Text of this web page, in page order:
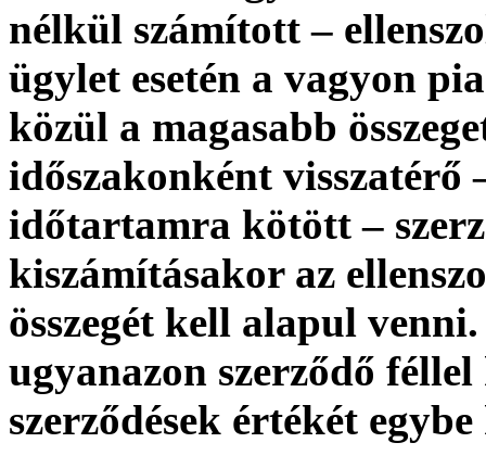
nélkül számított –
ügylet esetén a vagyon
közül a magasabb
időszakonként visszatérő
időtartamra kötött –
kiszámításakor az
összegét kell alapul
ugyanazon szerződő
szerződések értékét